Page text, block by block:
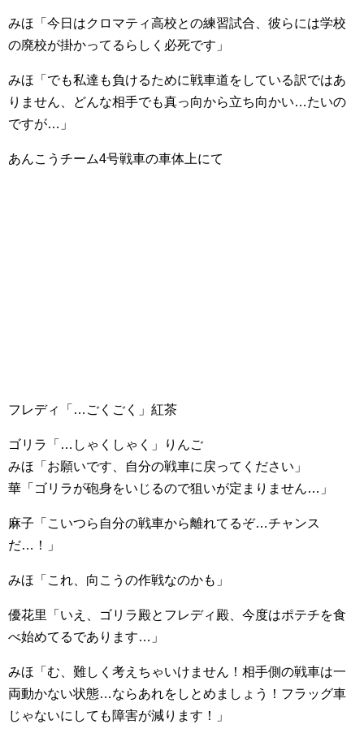
みほ「今日はクロマティ高校との練習試合、彼らには学校
の廃校が掛かってるらしく必死です」
みほ「でも私達も負けるために戦車道をしている訳ではあ
りません、どんな相手でも真っ向から立ち向かい…たいの
ですが…」
あんこうチーム4号戦車の車体上にて
フレディ「…ごくごく」紅茶
ゴリラ「…しゃくしゃく」りんご
みほ「お願いです、自分の戦車に戻ってください」
華「ゴリラが砲身をいじるので狙いが定まりません…」
麻子「こいつら自分の戦車から離れてるぞ…チャンス
だ…！」
みほ「これ、向こうの作戦なのかも」
優花里「いえ、ゴリラ殿とフレディ殿、今度はポテチを食
べ始めてるであります…」
みほ「む、難しく考えちゃいけません！相手側の戦車は一
両動かない状態…ならあれをしとめましょう！フラッグ車
じゃないにしても障害が減ります！」